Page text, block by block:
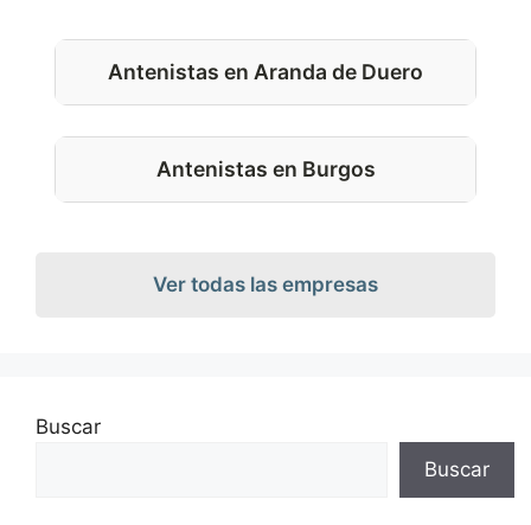
Antenistas en Aranda de Duero
Antenistas en Burgos
Ver todas las empresas
Buscar
Buscar